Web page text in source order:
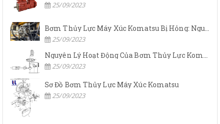
25/09/2023
Bơm Thủy Lực Máy Xúc Komatsu Bị Hỏng: Nguyên Nhân Và Cách Khắc Phục
25/09/2023
Nguyên Lý Hoạt Động Của Bơm Thủy Lực Komatsu
25/09/2023
Sơ Đồ Bơm Thủy Lực Máy Xúc Komatsu
25/09/2023